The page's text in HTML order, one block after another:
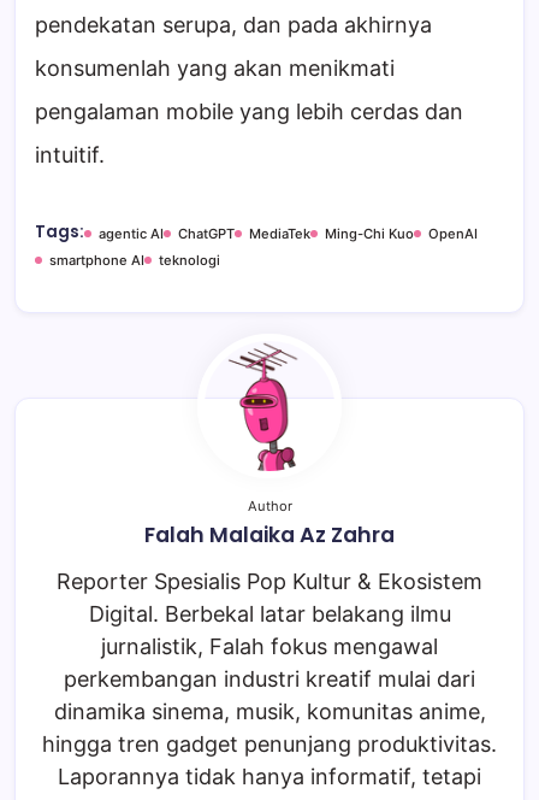
pendekatan serupa, dan pada akhirnya
konsumenlah yang akan menikmati
pengalaman mobile yang lebih cerdas dan
intuitif.
Tags: agentic AI ChatGPT MediaTek Ming-Chi Kuo
OpenAI
smartphone AI
teknologi
Author
Falah Malaika Az Zahra
Reporter Spesialis Pop Kultur & Ekosistem
Digital. Berbekal latar belakang ilmu
jurnalistik, Falah fokus mengawal
perkembangan industri kreatif mulai dari
dinamika sinema, musik, komunitas anime,
hingga tren gadget penunjang produktivitas.
Laporannya tidak hanya informatif, tetapi